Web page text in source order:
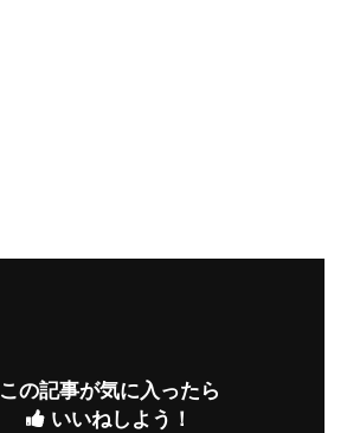
この記事が気に入ったら
いいねしよう！